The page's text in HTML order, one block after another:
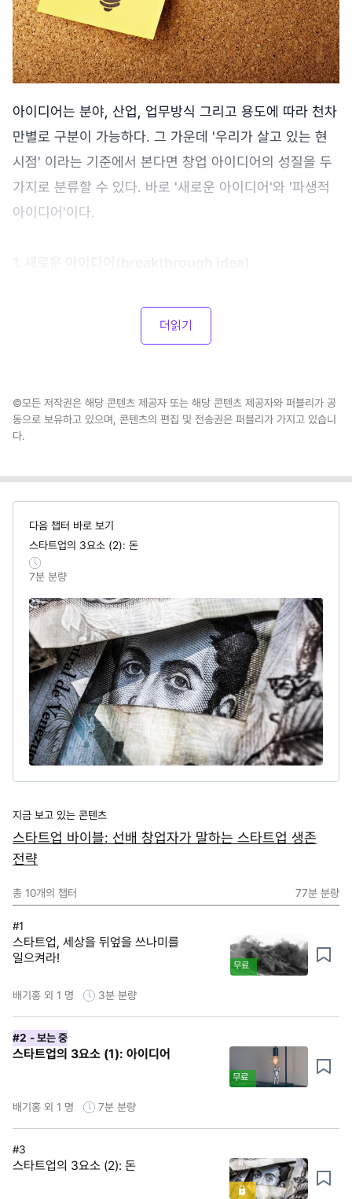
아이디어는 분야, 산업, 업무방식 그리고 용도에 따라 천차
만별로 구분이 가능하다. 그 가운데 '우리가 살고 있는 현
시점' 이라는 기준에서 본다면 창업 아이디어의 성질을 두
가지로 분류할 수 있다. 바로 '새로운 아이디어'와 '파생적
아이디어'이다.
더읽기
©모든 저작권은 해당 콘텐츠 제공자 또는 해당 콘텐츠 제공자와 퍼블리가 공
동으로 보유하고 있으며, 콘텐츠의 편집 및 전송권은 퍼블리가 가지고 있습니
다.
다음 챕터 바로 보기
스타트업의 3요소 (2): 돈
7분 분량
지금 보고 있는 콘텐츠
스타트업 바이블: 선배 창업자가 말하는 스타트업 생존
전략
총 10개의 챕터 77분 분량
#1
스타트업, 세상을 뒤엎을 쓰나미를
일으켜라!
무료
배기홍 외 1 명 3분 분량
#2 - 보는 중
스타트업의 3요소 (1): 아이디어
무료
배기홍 외 1 명 7분 분량
#3
스타트업의 3요소 (2): 돈